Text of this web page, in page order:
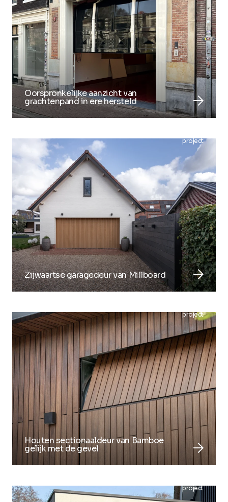
Oorspronkelijke aanzicht van
grachtenpand in ere hersteld arrow_forward
project
Zijwaartse garagedeur van Millboard arrow_forward
project
Houten sectionaaldeur van Bamboe
gelijk met de gevel arrow_forward
project